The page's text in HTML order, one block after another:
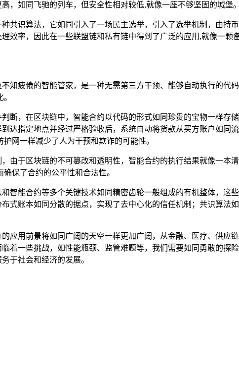
，如同飞驰的列车，但安全性相对较低,就像一座不够坚固的城堡。
共识算法，它如同引入了一场民主选举，引入了选举机制，由持
效率，因此在一些联盟链和私有链中得到了广泛的应用,就像一颗
知疲倦的智能管家，是一种无需第三方干预、能够自动执行的代
断，在区块链中，智能合约以代码的形式如同珍贵的宝物一样存
达指定地点并经过严格验收后，系统自动将货款从买方账户如同
网一样减少了人为干预和欺诈的可能性。
由于区块链的不可篡改和透明性，智能合约的执行结果就像一本
保了合约的公平性和合法性。
智能合约等多个关键技术如同精密齿轮一般组成的有机整体，这
式账本如同分散的据点，实现了去中心化的信任机制；共识算法
应用前景将如同广阔的天空一样更加广阔，从金融、医疗、供应
着一些挑战，如性能瓶颈、监管难题等，我们需要如同勇敢的探
于社会和经济的发展。